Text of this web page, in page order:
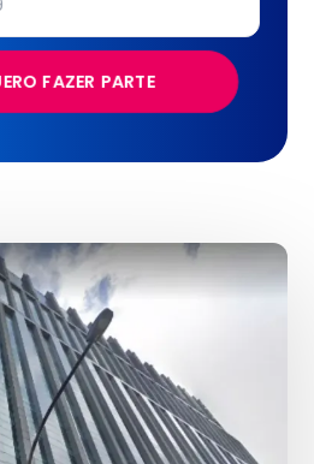
FAZER PARTE